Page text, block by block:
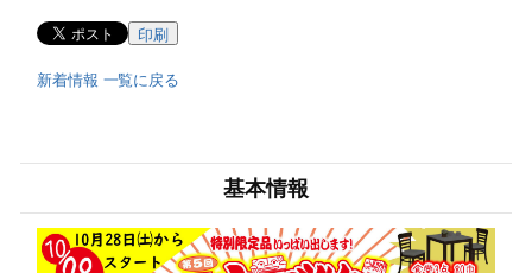
印刷
新着情報 一覧に戻る
基本情報